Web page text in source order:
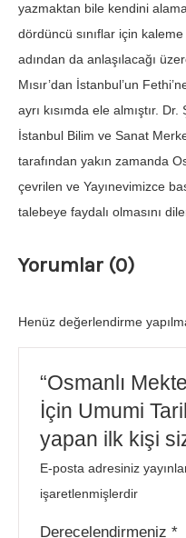
yazmaktan bile kendini
dördüncü sınıflar için
adından da anlaşılacağı
Mısır’dan İstanbul’un
ayrı kısımda ele almıştır.
İstanbul Bilim ve Sanat
tarafından yakın zamanda
çevrilen ve Yayınevimizce
talebeye faydalı olmasını
Yorumlar (0)
Henüz değerlendirme
“Osmanlı
İçin Umumi
yapan ilk kişi
E-posta adresiniz
işaretlenmişlerdir
Derecelendirmeniz*